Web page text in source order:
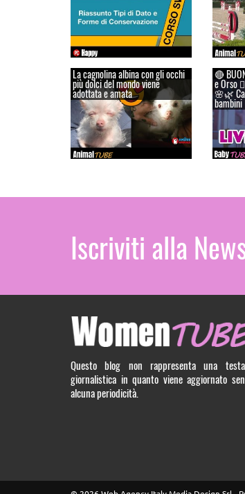
La cagnolina albina con gli occhi
più dolci del mondo viene
adottata e amata
🔴
e Orso
🌸🌿
bambini
Iscriviti alla
Questo blog non rappresenta una
giornalistica in quanto viene aggiornato
alcuna periodicità.